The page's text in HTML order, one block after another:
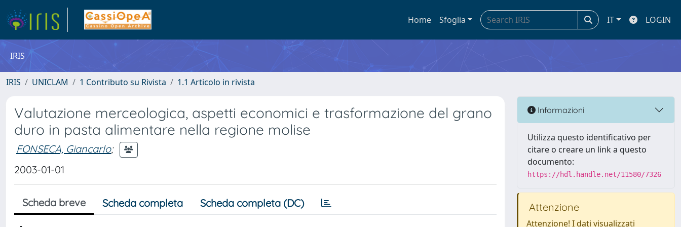
Home Sfoglia IT LOGIN
IRIS
IRIS UNICLAM 1 Contributo su Rivista 1.1 Articolo in rivista
Valutazione merceologica, aspetti economici e trasformazione del grano
duro in pasta alimentare nella regione molise
FONSECA, Giancarlo;
2003-01-01
Scheda breve Scheda completa Scheda completa (DC)
Informazioni
Utilizza questo identificativo per
citare o creare un link a questo
documento:
https://hdl.handle.net/11580/7326
Attenzione
Attenzione! I dati visualizzati